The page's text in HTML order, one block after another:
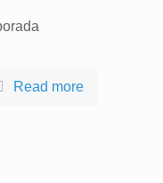
Read more